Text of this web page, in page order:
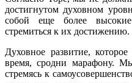
достигнутом духовном
собой еще более
стремиться к их достижению.
Духовное развитие,
время, сродни марафону.
стремясь к